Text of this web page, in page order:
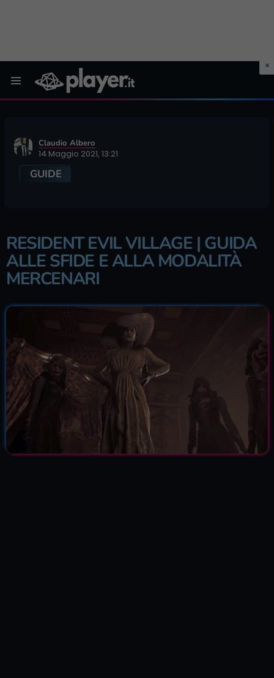
Claudio Albero
14 Maggio 2021, 13:21
GUIDE
RESIDENT EVIL VILLAGE | GUIDA
ALLE SFIDE E ALLA MODALITÀ
MERCENARI